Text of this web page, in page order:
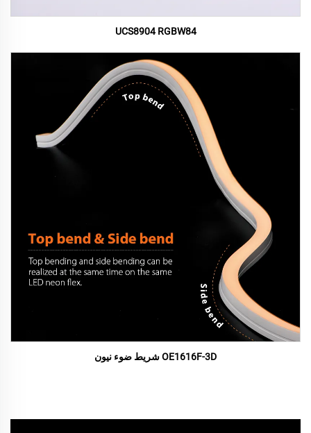
UCS8904 RGBW84
OE1616F-3D شريط ضوء نيون